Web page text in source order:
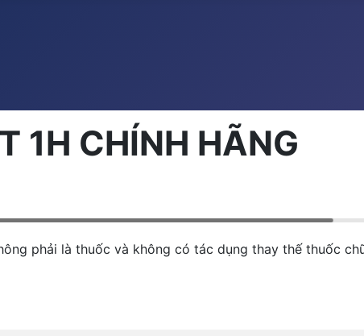
1H CHÍNH HÃNG
phải là thuốc và không có tác dụng thay thế thuốc